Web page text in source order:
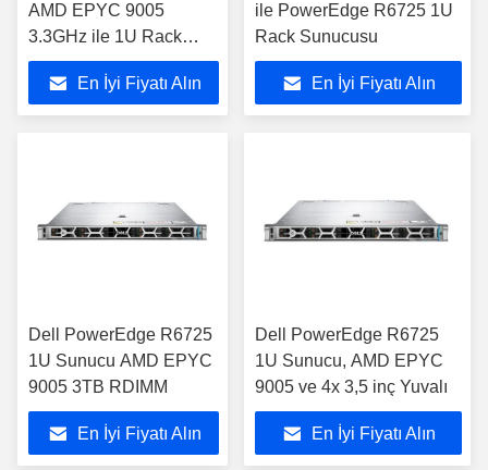
AMD EPYC 9005
3.3GHz ile 1U Rack
Sunucusu
En İyi Fiyatı Alın
ile PowerEdge R6725 1U
Rack Sunucusu
En İyi Fiyatı Alın
Dell PowerEdge R6725
1U Sunucu AMD EPYC
9005 3TB RDIMM
En İyi Fiyatı Alın
Dell PowerEdge R6725
1U Sunucu, AMD EPYC
9005 ve 4x 3,5 inç Yuvalı
En İyi Fiyatı Alın